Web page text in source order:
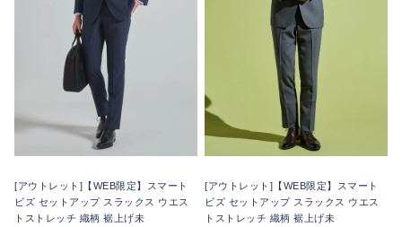
[アウトレット]【WEB限定】スマート
ビズ セットアップ スラックス ウエス
トストレッチ 織柄 裾上げ未
[アウトレット]【WEB限定】スマート
ビズ セットアップ スラックス ウエス
トストレッチ 織柄 裾上げ未